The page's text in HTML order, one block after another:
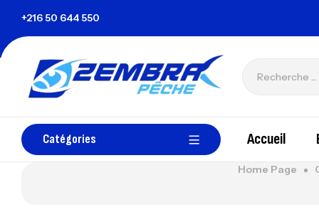
+216 50 644 550
Catégories Accueil
Home Page